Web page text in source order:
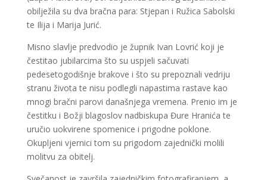
obilježila su dva bračna para: Stjepan i Ružica Sabolski
te Ilija i Marija Jurić.
Misno slavlje predvodio je župnik Ivan Lovrić koji je
čestitao jubilarcima što su uspjeli sačuvati
pedesetogodišnje brakove i što su prepoznali vedriju
stranu života te nisu podlegli napastima rastave kao
mnogi bračni parovi današnjega vremena. Prenio im je
čestitku i Božji blagoslov nadbiskupa Đure Hranića te
uručio uokvirene spomenice i prigodne poklone.
Okupljeni vjernici tom su prigodom zajednički molili
molitvu za obitelj.